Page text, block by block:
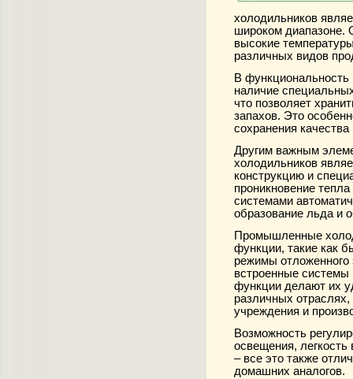
холодильников
широком диапазоне.
высокие
различных видов
В
наличие
что позволяет
запахов. Это
сохранения качества
Другим важным
холодильников
конструкцию и
проникновение
системами
образование льда и
Промышленные
функции, такие как
режимы отложенного
встроенные системы
функции делают их
различных
учреждения и
Возможность
освещения, легкость
– все это также
домашних аналогов.